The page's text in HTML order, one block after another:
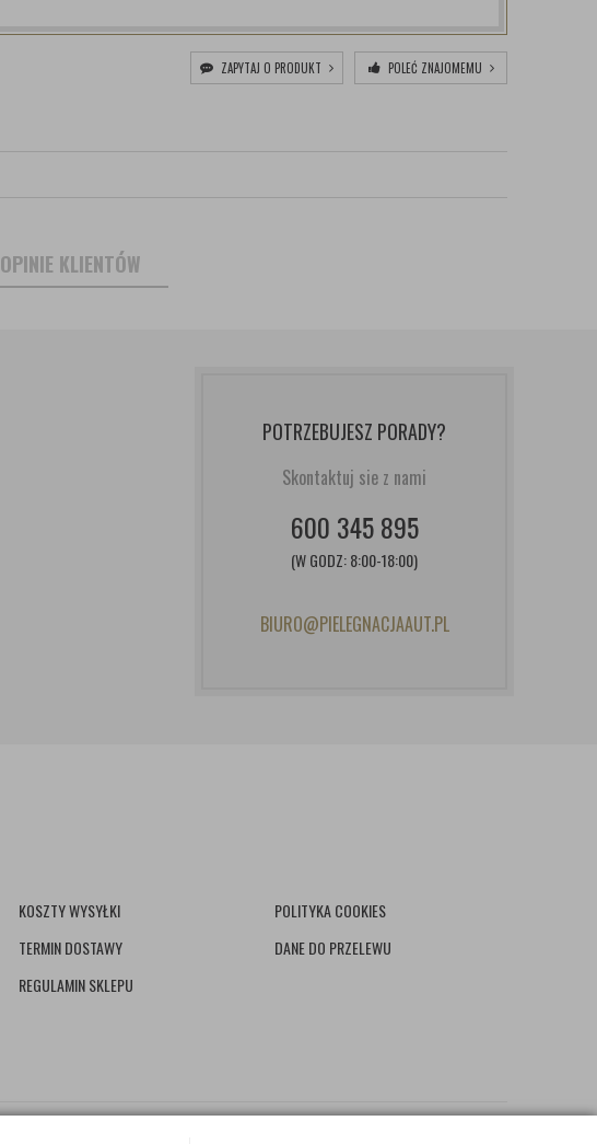
ZAPYTAJ O PRODUKT POLEĆ ZNAJOMEMU
OPINIE KLIENTÓW
POTRZEBUJESZ PORADY?
Skontaktuj sie z nami
600 345 895
(W GODZ: 8:00-18:00)
BIURO@PIELEGNACJAAUT.PL
KOSZTY WYSYŁKI
TERMIN DOSTAWY
REGULAMIN SKLEPU
POLITYKA COOKIES
DANE DO PRZELEWU